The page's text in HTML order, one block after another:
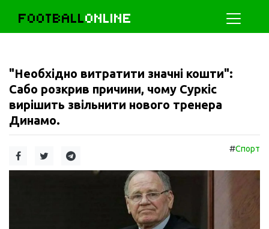
FOOTBALLONLINE
"Необхідно витратити значні кошти":
Сабо розкрив причини, чому Суркіс
вирішить звільнити нового тренера
Динамо.
#Спорт